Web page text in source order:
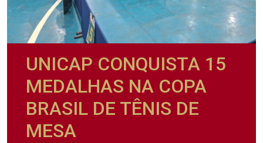
UNICAP CONQUISTA 15
MEDALHAS NA COPA
BRASIL DE TÊNIS DE
MESA